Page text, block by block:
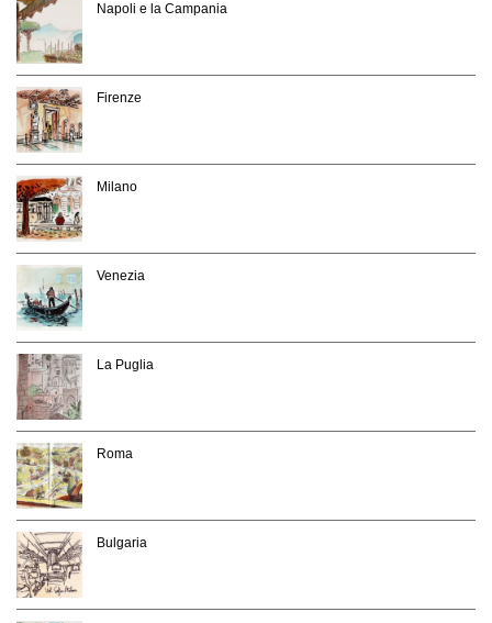
Napoli e la Campania
Firenze
Milano
Venezia
La Puglia
Roma
Bulgaria